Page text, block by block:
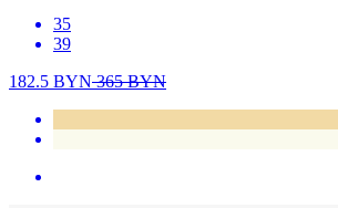
35
39
182.5 BYN365BYN